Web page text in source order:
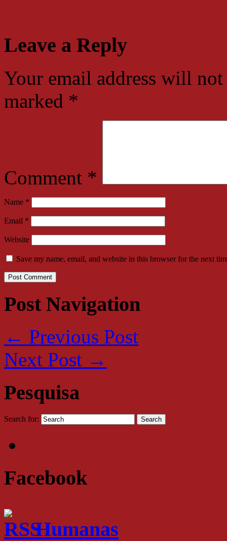
Leave a Reply
Your email address will
marked *
Comment *
Name *
Email *
Website
Save my name, email, and website in this browser for the next
Post Navigation
← Previous Post
Next Post →
Pesquisa
Search for:
Facebook
Humanas